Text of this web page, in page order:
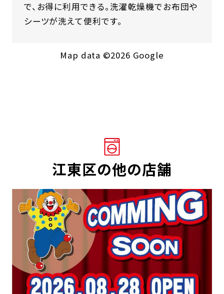
で、お得に利用できる。洗濯乾燥機でお布団や
シーツが洗えて便利です。
Map data ©2026 Google
江東区の他の店舗